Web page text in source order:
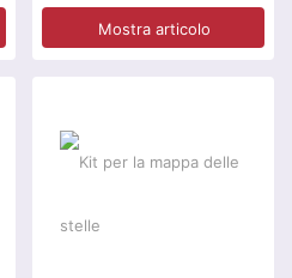
Mostra articolo